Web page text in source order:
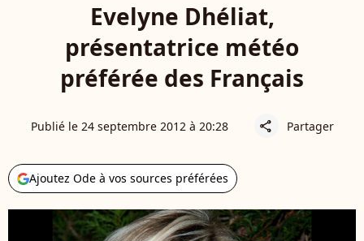
Evelyne Dhéliat,
présentatrice météo
préférée des Français
Publié le 24 septembre 2012 à 20:28 share Partager
Ajoutez Ode à vos sources préférées